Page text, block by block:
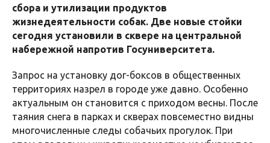
сбора и утилизации продуктов
жизнедеятельности собак. Две новые стойки
сегодня установили в сквере на центральной
набережной напротив Госуниверситета.
Запрос на установку дог-боксов в общественных
территориях назрел в городе уже давно. Особенно
актуальным он становится с приходом весны. После
таяния снега в парках и скверах повсеместно видны
многочисленные следы собачьих прогулок. При